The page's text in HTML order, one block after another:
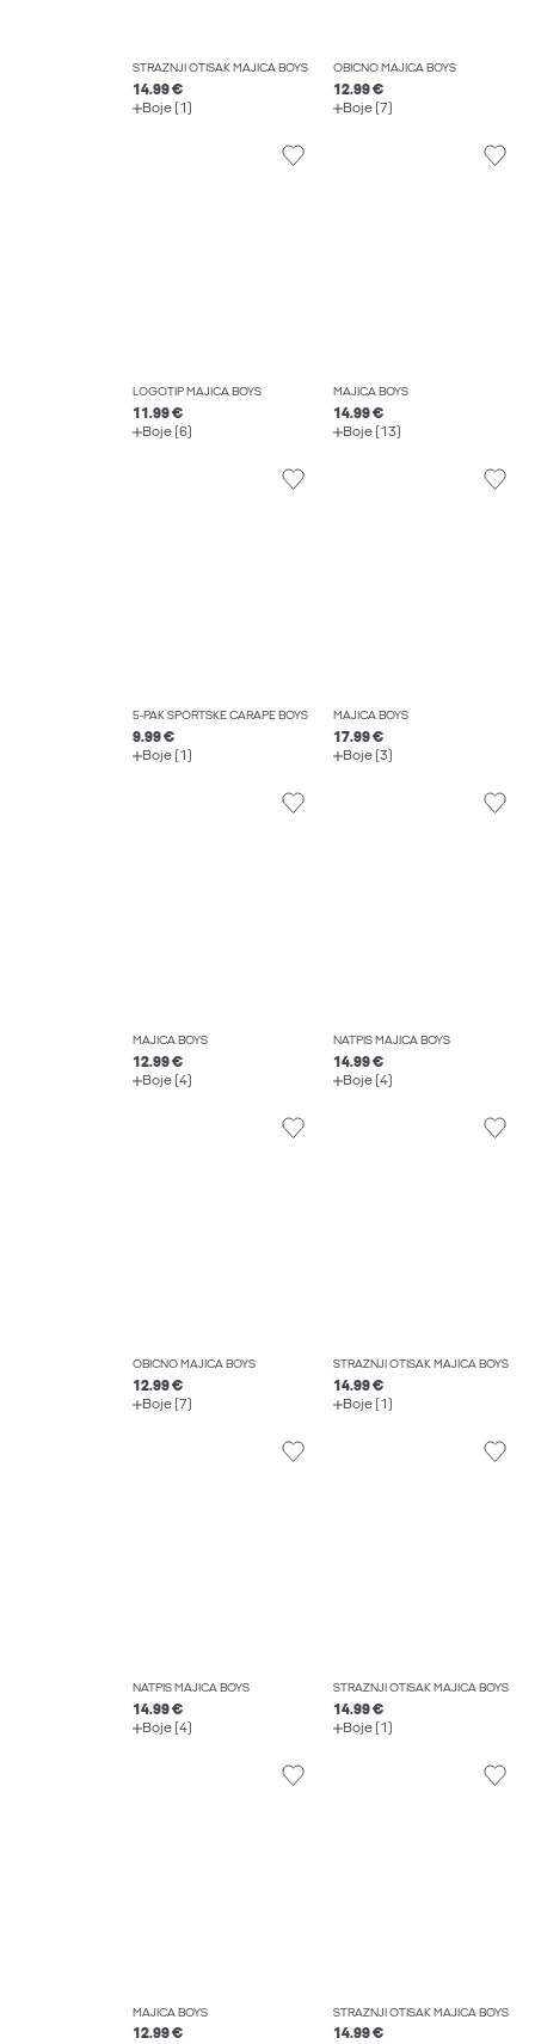
STRAŽNJI OTISAK MAJICA BOYS
14.99 €
Boje (1)
OBIČNO MAJICA BOYS
12.99 €
Boje (7)
LOGOTIP MAJICA BOYS
11.99 €
Boje (6)
MAJICA BOYS
14.99 €
Boje (13)
5-PAK SPORTSKE ČARAPE BOYS
9.99 €
Boje (1)
MAJICA BOYS
17.99 €
Boje (3)
MAJICA BOYS
12.99 €
Boje (4)
NATPIS MAJICA BOYS
14.99 €
Boje (4)
OBIČNO MAJICA BOYS
12.99 €
Boje (7)
STRAŽNJI OTISAK MAJICA BOYS
14.99 €
Boje (1)
NATPIS MAJICA BOYS
14.99 €
Boje (4)
STRAŽNJI OTISAK MAJICA BOYS
14.99 €
Boje (1)
MAJICA BOYS
12.99 €
STRAŽNJI OTISAK MAJICA BOYS
14.99 €